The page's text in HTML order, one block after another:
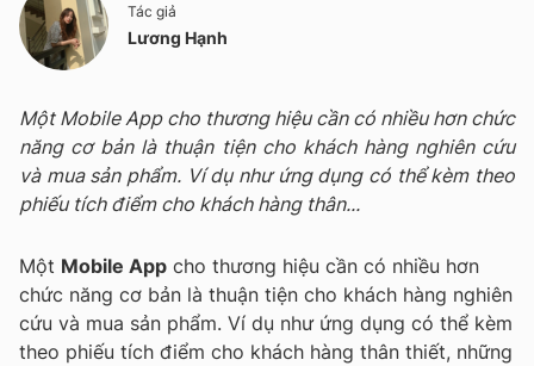
Tác giả
Lương Hạnh
Một Mobile App cho thương hiệu cần có nhiều hơn chức
năng cơ bản là thuận tiện cho khách hàng nghiên cứu
và mua sản phẩm. Ví dụ như ứng dụng có thể kèm theo
phiếu tích điểm cho khách hàng thân...
Một Mobile App cho thương hiệu cần có nhiều hơn
chức năng cơ bản là thuận tiện cho khách hàng nghiên
cứu và mua sản phẩm. Ví dụ như ứng dụng có thể kèm
theo phiếu tích điểm cho khách hàng thân thiết, những